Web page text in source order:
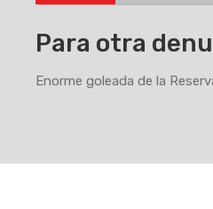
Para otra
Enorme goleada de la